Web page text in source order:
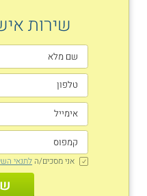
שירות
אני מסכים/ה לתנאי